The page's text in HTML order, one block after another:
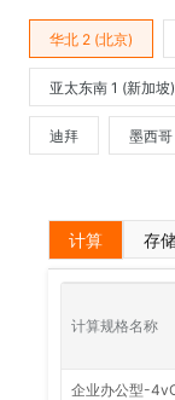
华北 2 (北京)
亚太东南 1 (新加坡)
迪拜 墨西哥
计算 存
计算规格名称
企业办公型-